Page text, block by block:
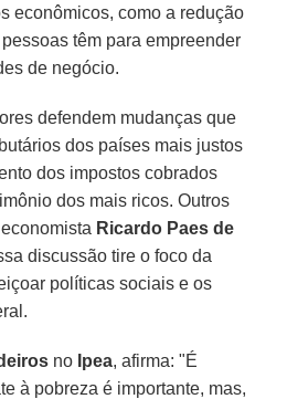
econômicos, como a redução
têm para empreender
de negócio.
defendem mudanças que
dos países mais justos
dos impostos cobrados
dos mais ricos. Outros
Ricardo Paes de
discussão tire o foco da
políticas sociais e os
no Ipea, afirma: "É
à pobreza é importante, mas,